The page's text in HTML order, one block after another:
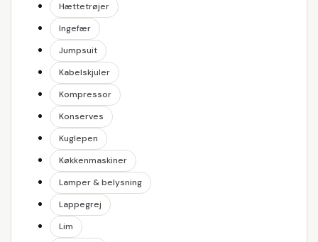
Hættetrøjer
Ingefær
Jumpsuit
Kabelskjuler
Kompressor
Konserves
Kuglepen
Køkkenmaskiner
Lamper & belysning
Lappegrej
Lim